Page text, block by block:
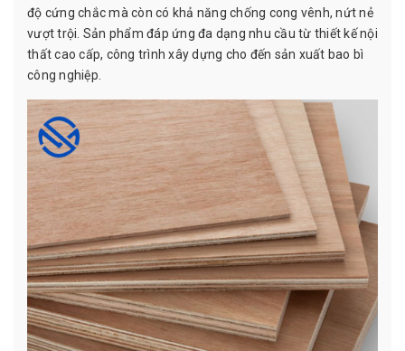
độ cứng chắc mà còn có khả năng chống cong vênh, nứt nẻ
vượt trội. Sản phẩm đáp ứng đa dạng nhu cầu từ thiết kế nội
thất cao cấp, công trình xây dựng cho đến sản xuất bao bì
công nghiệp